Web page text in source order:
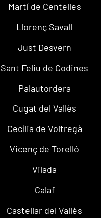
Martí de Centelles
Llorenç Savall
Just Desvern
Sant Feliu de Codines
Palautordera
Cugat del Vallès
Cecília de Voltregà
Vicenç de Torelló
Vilada
Calaf
Castellar del Vallès